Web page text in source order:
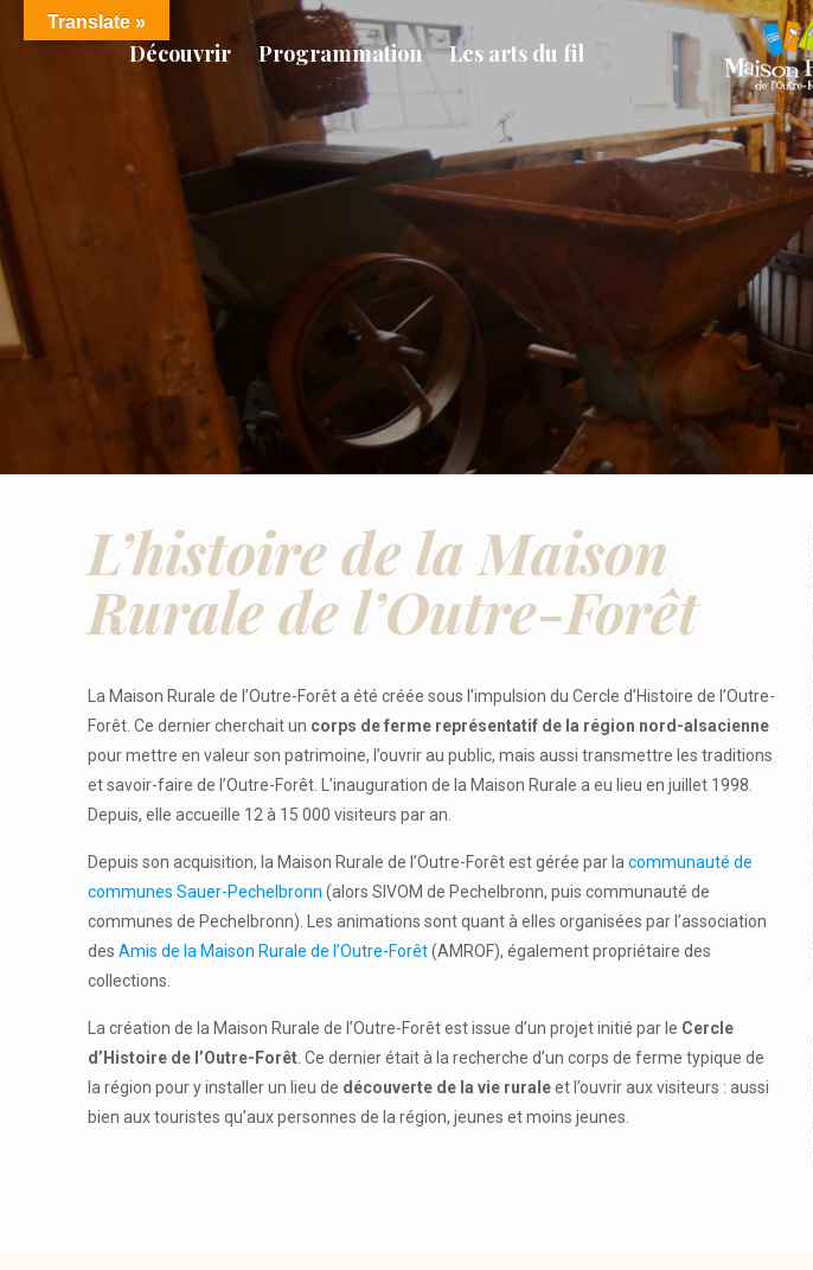
Découvrir Programmation Les arts du fil
L’histoire de la Maison
Rurale de l’Outre-Forêt
La Maison Rurale de l’Outre-Forêt a été créée sous l’impulsion du Cercle d’Histoire de l’Outre-
Forêt. Ce dernier cherchait un corps de ferme représentatif de la région nord-alsacienne
pour mettre en valeur son patrimoine, l’ouvrir au public, mais aussi transmettre les traditions
et savoir-faire de l’Outre-Forêt. L’inauguration de la Maison Rurale a eu lieu en juillet 1998.
Depuis, elle accueille 12 à 15 000 visiteurs par an.
Depuis son acquisition, la Maison Rurale de l’Outre-Forêt est gérée par lacommunauté de
communes Sauer-Pechelbronn (alors SIVOM de Pechelbronn, puis communauté de
communes de Pechelbronn). Les animations sont quant à elles organisées par l’association
desAmis de la Maison Rurale de l’Outre-Forêt(AMROF), également propriétaire des
collections.
La création de la Maison Rurale de l’Outre-Forêt est issue d’un projet initié par le Cercle
d’Histoire de l’Outre-Forêt . Ce dernier était à la recherche d’un corps de ferme typique de
la région pour y installer un lieu de découverte de la vie ruraleet l’ouvrir aux visiteurs : aussi
bien aux touristes qu’aux personnes de la région, jeunes et moins jeunes.
Translate »